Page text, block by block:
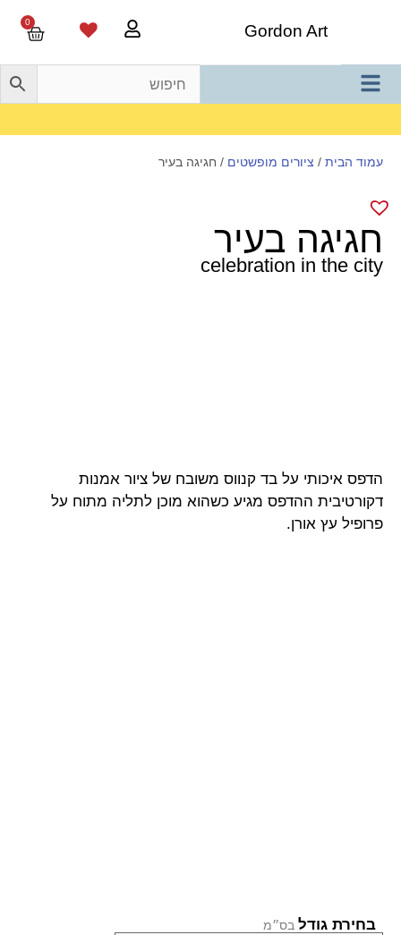
Gordon Art
0
עמוד הבית / ציורים מופשטים / חגיגה בעיר
חגיגה בעיר
celebration in the city
הדפס איכותי על בד קנווס משובח של ציור אמנות
דקורטיבית ההדפס מגיע כשהוא מוכן לתליה מתוח על
פרופיל עץ אורן.
בחירת גודל